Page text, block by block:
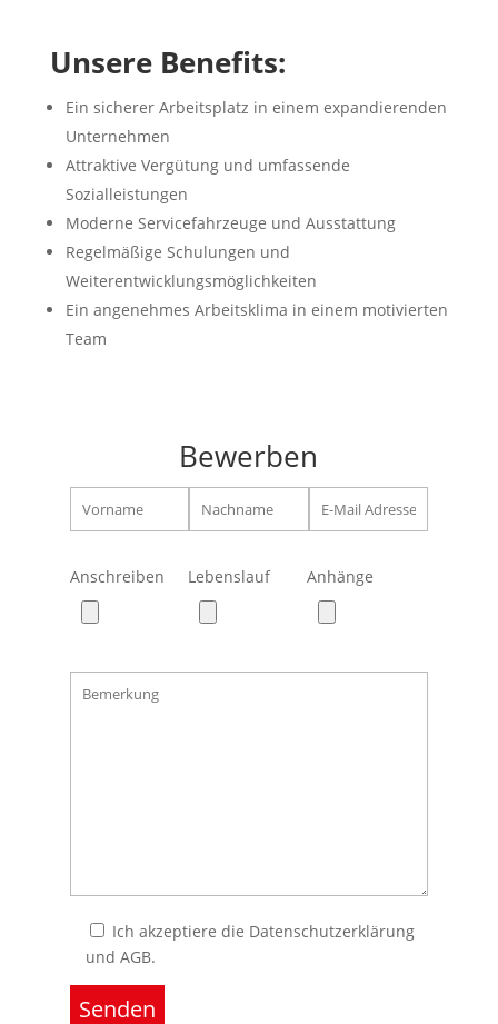
Unsere Benefits:
Ein sicherer Arbeitsplatz in einem expandierenden
Unternehmen
Attraktive Vergütung und umfassende
Sozialleistungen
Moderne Servicefahrzeuge und Ausstattung
Regelmäßige Schulungen und
Weiterentwicklungsmöglichkeiten
Ein angenehmes Arbeitsklima in einem motivierten
Team
Bewerben
Anschreiben Lebenslauf Anhänge
Ich akzeptiere die Datenschutzerklärung
und AGB.